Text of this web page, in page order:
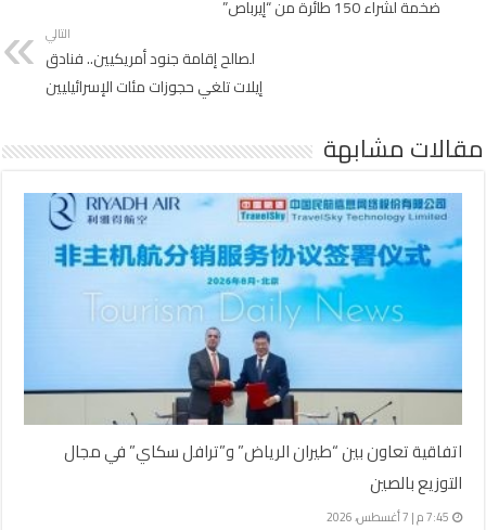
ضخمة لشراء 150 طائرة من “إيرباص”
التالي
لصالح إقامة جنود أمريكيين.. فنادق
إيلات تلغي حجوزات مئات الإسرائيليين
مقالات مشابهة
اتفاقية تعاون بين “طيران الرياض” و”ترافل سكاي” في مجال
التوزيع بالصين
7:45 م | 7 أغسطس، 2026